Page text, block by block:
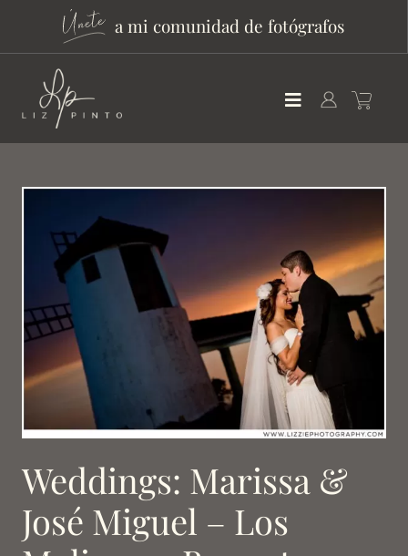
a mi comunidad de fotógrafos
Weddings: Marissa &
José Miguel – Los